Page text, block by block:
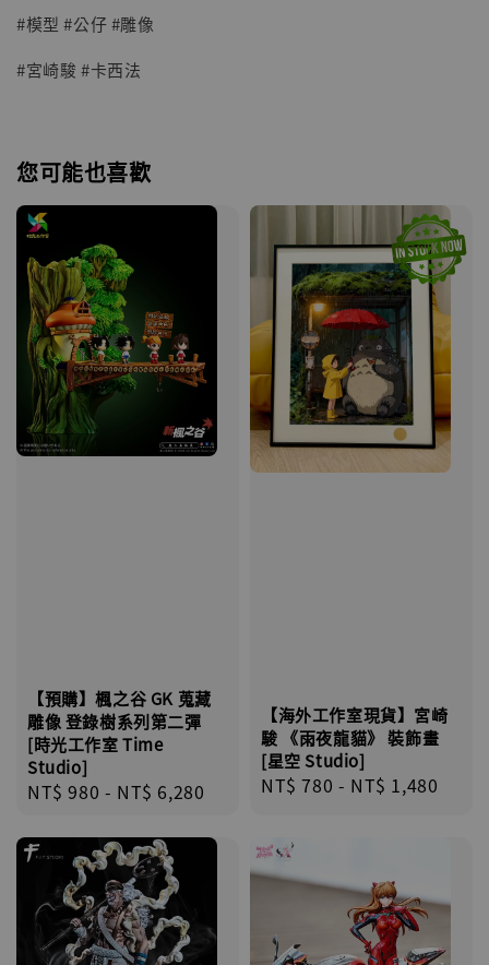
#模型 #公仔 #雕像
#宮崎駿 #卡西法
您可能也喜歡
【預購】楓之谷 GK 蒐藏
雕像 登錄樹系列第二彈
[時光工作室 Time
Studio]
Regular
NT$ 980 - NT$ 6,280
【海外工作室現貨】宮崎
駿 《雨夜龍貓》 裝飾畫
[星空 Studio]
Regular
NT$ 780 - NT$ 1,480